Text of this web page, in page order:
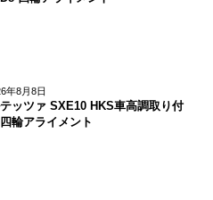
年8月8日
ッツァ SXE10 HKS車高調取り付
輪アライメント